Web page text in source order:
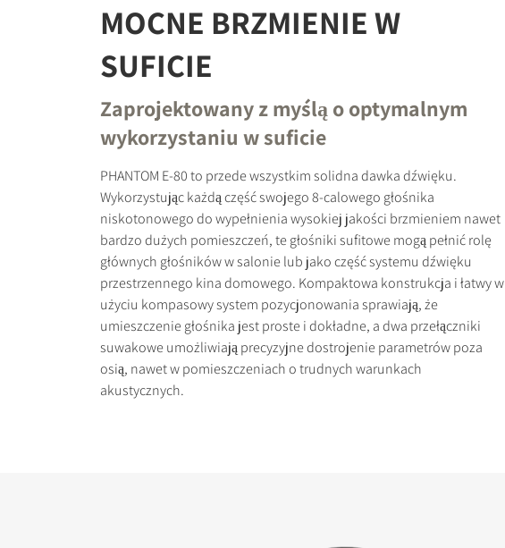
PORÓWNAJ PRODUKTY
MOCNE BRZMIENIE W
SUFICIE
Zaprojektowany z myślą o optymalnym
wykorzystaniu w suficie
PHANTOM E-80 to przede wszystkim solidna dawka dźwięku.
Wykorzystując każdą część swojego 8-calowego głośnika
niskotonowego do wypełnienia wysokiej jakości brzmieniem nawet
bardzo dużych pomieszczeń, te głośniki sufitowe mogą pełnić rolę
głównych głośników w salonie lub jako część systemu dźwięku
przestrzennego kina domowego. Kompaktowa konstrukcja i łatwy w
użyciu kompasowy system pozycjonowania sprawiają, że
umieszczenie głośnika jest proste i dokładne, a dwa przełączniki
suwakowe umożliwiają precyzyjne dostrojenie parametrów poza
osią, nawet w pomieszczeniach o trudnych warunkach
akustycznych.